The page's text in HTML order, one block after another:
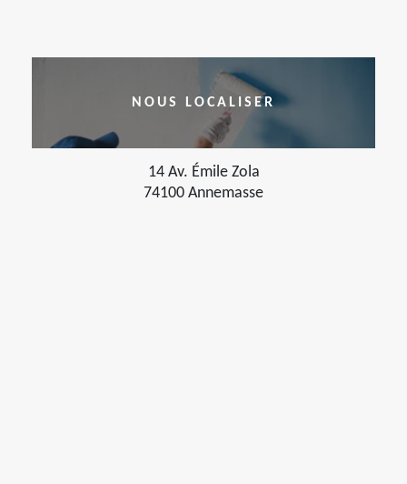
NOUS LOCALISER
14 Av. Émile Zola
74100 Annemasse